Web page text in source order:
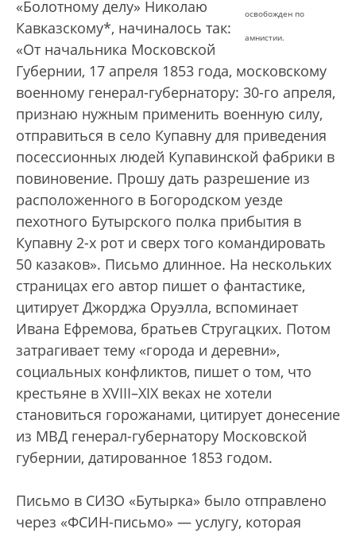
освобожден по
амнистии.
«Болотному делу» Николаю
Кавказскому*, начиналось так:
«От начальника Московской
Губернии, 17 апреля 1853 года, московскому
военному генерал-губернатору: 30-го апреля,
признаю нужным применить военную силу,
отправиться в село Купавну для приведения
посессионных людей Купавинской фабрики в
повиновение. Прошу дать разрешение из
расположенного в Богородском уезде
пехотного Бутырского полка прибытия в
Купавну 2-х рот и сверх того командировать
50 казаков». Письмо длинное. На нескольких
страницах его автор пишет о фантастике,
цитирует Джорджа Оруэлла, вспоминает
Ивана Ефремова, братьев Стругацких. Потом
затрагивает тему «города и деревни»,
социальных конфликтов, пишет о том, что
крестьяне в XVIII–XIX веках не хотели
становиться горожанами, цитирует донесение
из МВД генерал-губернатору Московской
губернии, датированное 1853 годом.
Письмо в СИЗО «Бутырка» было отправлено
через «ФСИН-письмо» — услугу, которая